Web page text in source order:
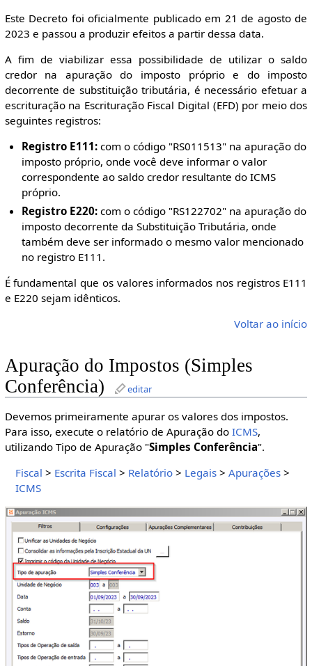
Este Decreto foi oficialmente publicado em 21 de agosto de
2023 e passou a produzir efeitos a partir dessa data.
A fim de viabilizar essa possibilidade de utilizar o saldo
credor na apuração do imposto próprio e do imposto
decorrente de substituição tributária, é necessário efetuar a
escrituração na Escrituração Fiscal Digital (EFD) por meio dos
seguintes registros:
Registro E111: com o código "RS011513" na apuração do
imposto próprio, onde você deve informar o valor
correspondente ao saldo credor resultante do ICMS
próprio.
Registro E220: com o código "RS122702" na apuração do
imposto decorrente da Substituição Tributária, onde
também deve ser informado o mesmo valor mencionado
no registro E111.
É fundamental que os valores informados nos registros E111
e E220 sejam idênticos.
Voltar ao início
Apuração do Impostos (Simples
Conferência)
editar
Devemos primeiramente apurar os valores dos impostos.
Para isso, execute o relatório de Apuração do ICMS,
utilizando Tipo de Apuração "Simples Conferência".
Fiscal > Escrita Fiscal > Relatório > Legais >Apurações >
ICMS